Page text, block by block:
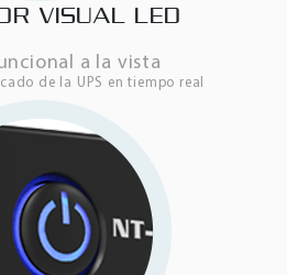
VISUAL LED
a la vista
de la UPS en tiempo real